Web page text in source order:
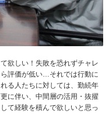
欲しい！失敗を恐れずチャレ
評価が低い…それでは行動に
る人たちに対しては、勤続年
に伴い、中間層の活用・抜擢
て経験を積んで欲しいと思っ